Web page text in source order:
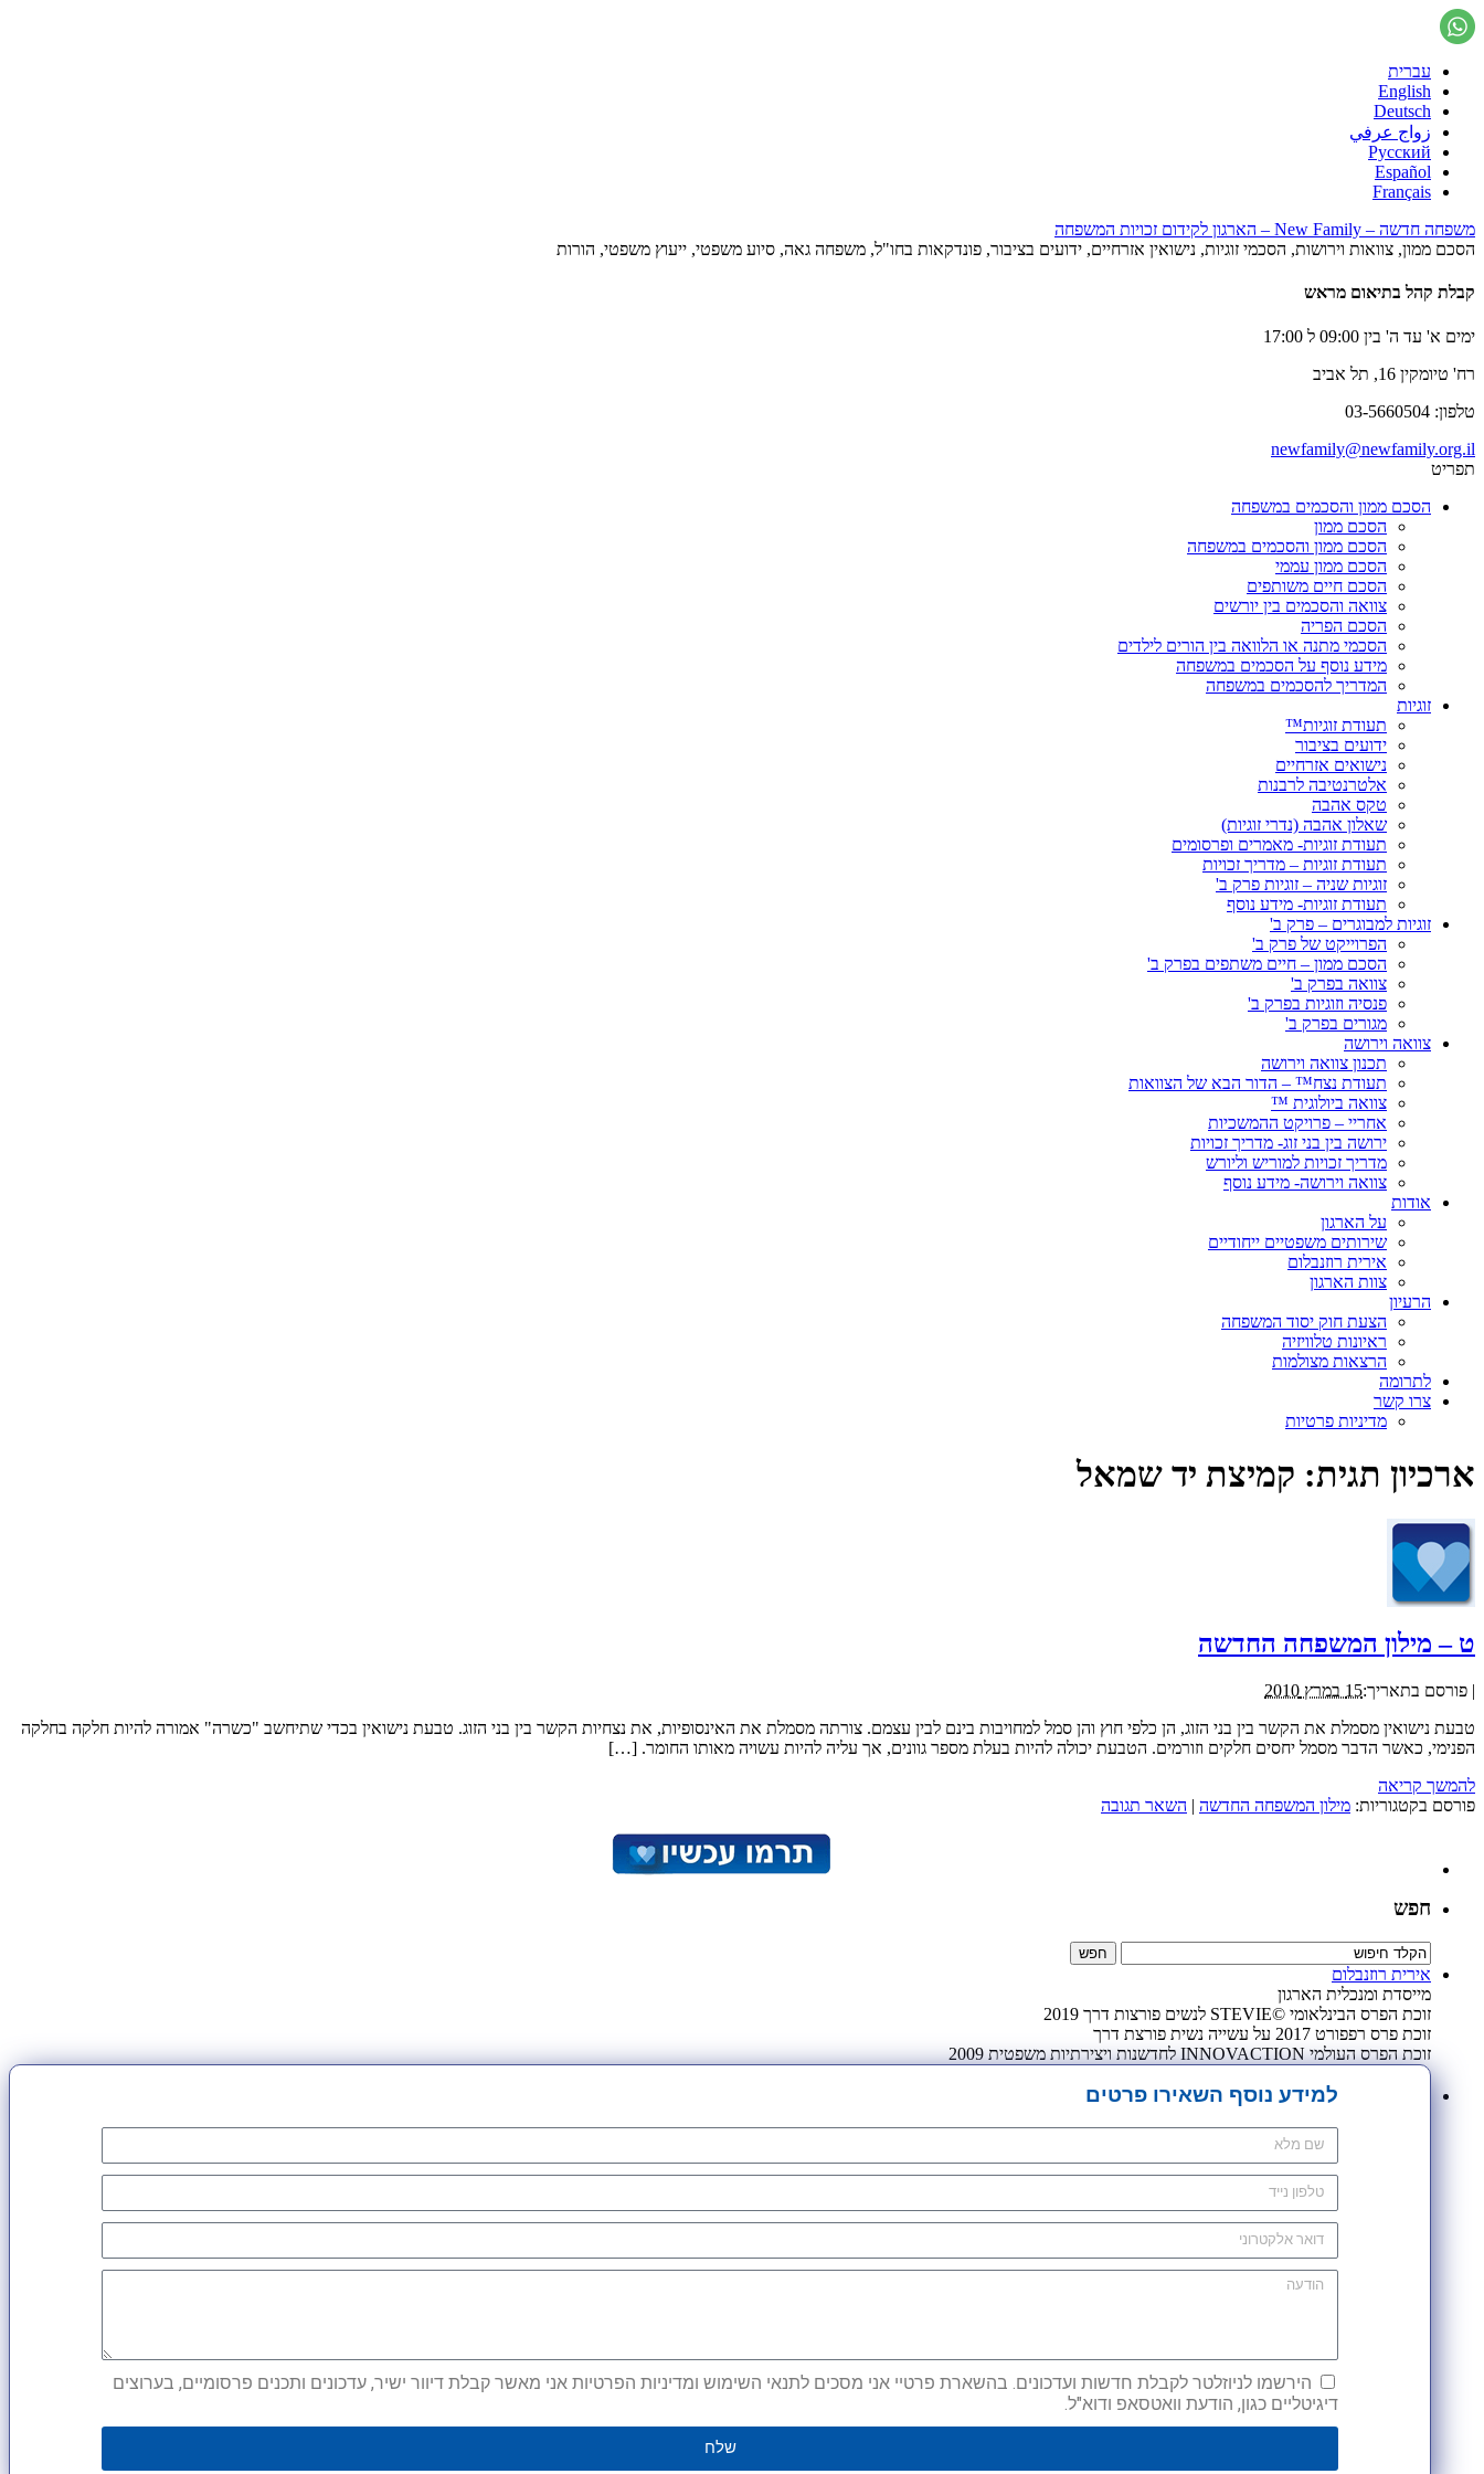
עברית
English
Deutsch
زواج عرفي
Русский
Español
Français
משפחה חדשה – New Family – הארגון לקידום זכויות המשפחה
הסכם ממון, צוואות וירושות, הסכמי זוגיות, נישואין אזרחיים, ידועים בציבור, פונדקאות בחו"ל, משפחה גאה, סיוע משפטי, ייעוץ משפטי, הורות
קבלת קהל בתיאום מראש
ימים א' עד ה' בין 09:00 ל 17:00
רח' טיומקין 16, תל אביב
טלפון: 03-5660504
newfamily@newfamily.org.il
תפריט
הסכם ממון והסכמים במשפחה
הסכם ממון
הסכם ממון והסכמים במשפחה
הסכם ממון עממי
הסכם חיים משותפים
צוואה והסכמים בין יורשים
הסכם הפריה
הסכמי מתנה או הלוואה בין הורים לילדים
מידע נוסף על הסכמים במשפחה
המדריך להסכמים במשפחה
זוגיות
תעודת זוגיות™
ידועים בציבור
נישואים אזרחיים
אלטרנטיבה לרבנות
טקס אהבה
שאלון אהבה (נדרי זוגיות)
תעודת זוגיות- מאמרים ופרסומים
תעודת זוגיות – מדריך זכויות
זוגיות שניה – זוגיות פרק ב'
תעודת זוגיות- מידע נוסף
זוגיות למבוגרים – פרק ב'
הפרוייקט של פרק ב'
הסכם ממון – חיים משתפים בפרק ב'
צוואה בפרק ב'
פנסיה וזוגיות בפרק ב'
מגורים בפרק ב'
צוואה וירושה
תכנון צוואה וירושה
תעודת נצח™ – הדור הבא של הצוואות
צוואה ביולוגית ™
אחריי – פרויקט ההמשכיות
ירושה בין בני זוג- מדריך זכויות
מדריך זכויות למוריש וליורש
צוואה וירושה- מידע נוסף
אודות
על הארגון
שירותים משפטיים ייחודיים
אירית רוזנבלום
צוות הארגון
הרעיון
הצעת חוק יסוד המשפחה
ראיונות טלוויזיה
הרצאות מצולמות
לתרומה
צרו קשר
מדיניות פרטיות
ארכיון תגית: קמיצת יד שמאל
ט – מילון המשפחה החדשה
| פורסם בתאריך:15 במרץ 2010
טבעת נישואין מסמלת את הקשר בין בני הזוג, הן כלפי חוץ והן סמל למחויבות בינם לבין עצמם. צורתה מסמלת את האינסופיות, את נצחיות הקשר בין בני הזוג. טבעת נישואין בכדי שתיחשב "כשרה" אמורה להיות חלקה בחלקה
הפנימי, כאשר הדבר מסמל יחסים חלקים וזורמים. הטבעת יכולה להיות בעלת מספר גוונים, אך עליה להיות עשויה מאותו החומר. […]
להמשך קריאה
פורסם בקטגוריות: מילון המשפחה החדשה | השאר תגובה
חפש
אירית רוזנבלום
מייסדת ומנכלית הארגון
זוכת הפרס הבינלאומי ©STEVIE לנשים פורצות דרך 2019
זוכת פרס רפפורט 2017 על עשייה נשית פורצת דרך
זוכת הפרס העולמי INNOVACTION לחדשנות ויצירתיות משפטית 2009
למידע נוסף השאירו פרטים
הירשמו לניוזלטר לקבלת חדשות ועדכונים. בהשארת פרטיי אני מסכים לתנאי השימוש ומדיניות הפרטיות אני מאשר קבלת דיוור ישיר, עדכונים ותכנים פרסומיים, בערוצים
דיגיטליים כגון, הודעת וואטסאפ ודוא"ל.
שלח